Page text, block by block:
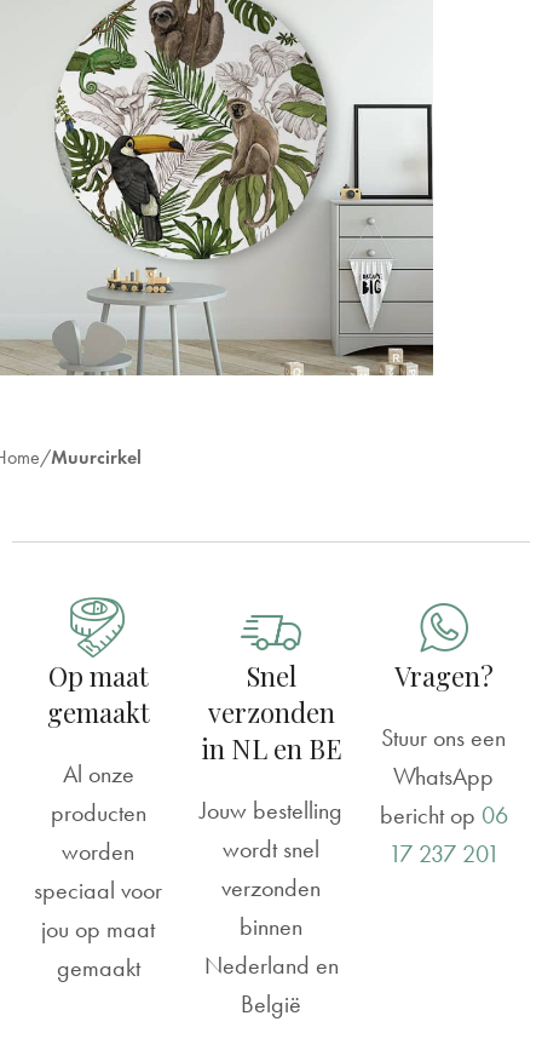
Muurcirkel
Op maat
gemaakt
Al onze
producten
worden
speciaal voor
jou op maat
gemaakt
Snel
verzonden
in NL en BE
Jouw bestelling
wordt snel
verzonden
binnen
Nederland en
België
Vragen?
Stuur ons een
WhatsApp
bericht op 06
17 237 201